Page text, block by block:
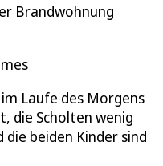
Brandwohnung
Laufe des Morgens
die Scholten wenig
beiden Kinder sind